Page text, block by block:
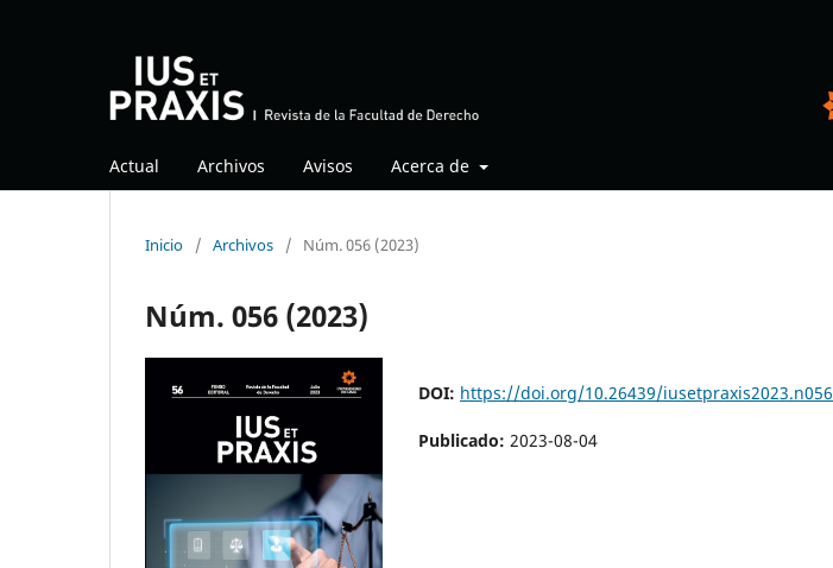
Actual Archivos Avisos Acerca de
Inicio / Archivos / Núm. 056 (2023)
Núm. 056 (2023)
DOI: https://doi.org/10.26439/iusetpraxis2023.n056
Publicado: 2023-08-04